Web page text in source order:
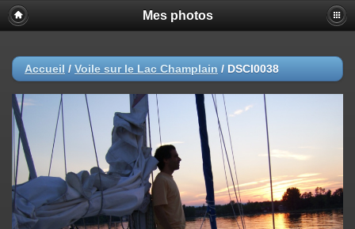
Mes photos
Accueil / Voile sur le Lac Champlain / DSCI0038